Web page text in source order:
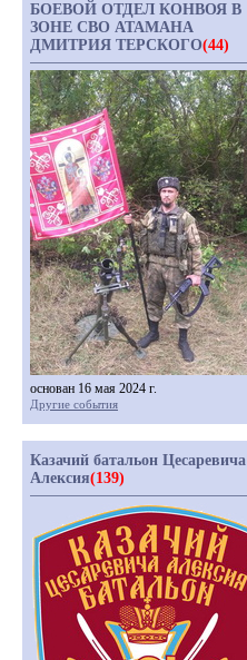
БОЕВОЙ ОТДЕЛ КОНВОЯ В
ЗОНЕ СВО АТАМАНА
ДМИТРИЯ ТЕРСКОГО(44)
основан 16 мая 2024 г.
Другие события
Казачий батальон Цесаревича
Алексия(139)